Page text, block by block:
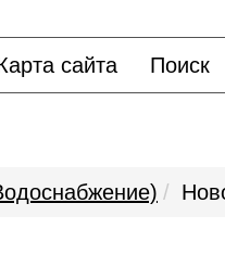
сайта Поиск